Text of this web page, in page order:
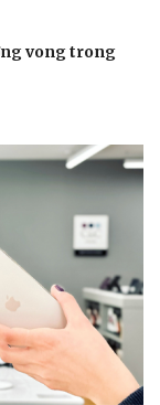
đêm khuya
yêu
cho bé
tâm hồn
vong trong